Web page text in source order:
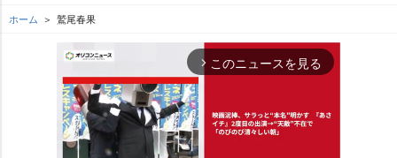
ホーム 鷲尾春果
arrow_forward_ios このニュースを見る